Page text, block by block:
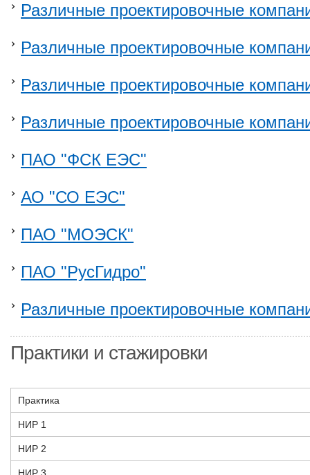
Различные проектировочные
Различные проектировочные
Различные проектировочные
Различные проектировочные
ПАО "ФСК ЕЭС"
АО "СО ЕЭС"
ПАО "МОЭСК"
ПАО "РусГидро"
Различные проектировочные
Практики и стажировки
Практика
НИР 1
НИР 2